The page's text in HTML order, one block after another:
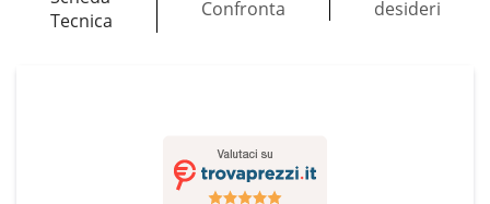
Tecnica
Confronta
desideri